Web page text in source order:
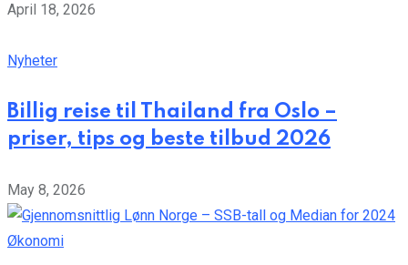
April 18, 2026
Nyheter
Billig reise til Thailand fra Oslo –
priser, tips og beste tilbud 2026
May 8, 2026
Økonomi